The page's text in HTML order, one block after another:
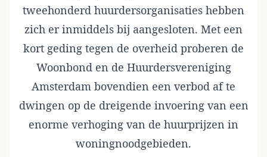
tweehonderd huurdersorganisaties hebben
zich er inmiddels bij aangesloten. Met een
kort geding tegen de overheid proberen de
Woonbonden de Huurdersvereniging
Amsterdam bovendien een verbod af te
dwingen op de dreigende invoering van een
enorme verhoging van de huurprijzen in
woningnoodgebieden.